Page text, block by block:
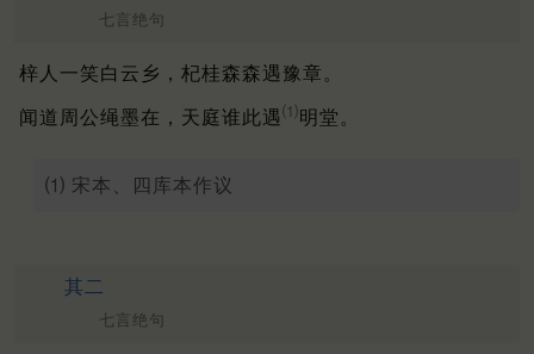
七言绝句
梓人一笑白云乡，杞桂森森遇豫章。
闻道周公绳墨在，天庭谁此遇 ⑴明堂。
⑴ 宋本、四库本作议
其二
七言绝句